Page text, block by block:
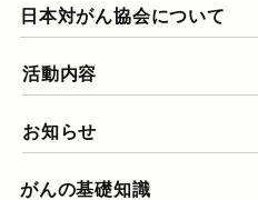
日本対がん協会について
活動内容
お知らせ
がんの基礎知識